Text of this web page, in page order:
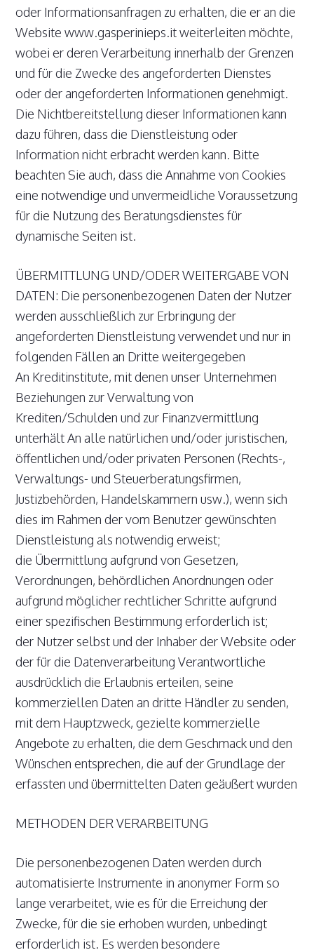
oder Informationsanfragen zu erhalten, die er an die
Website www.gasperinieps.it weiterleiten möchte,
wobei er deren Verarbeitung innerhalb der Grenzen
und für die Zwecke des angeforderten Dienstes
oder der angeforderten Informationen genehmigt.
Die Nichtbereitstellung dieser Informationen kann
dazu führen, dass die Dienstleistung oder
Information nicht erbracht werden kann. Bitte
beachten Sie auch, dass die Annahme von Cookies
eine notwendige und unvermeidliche Voraussetzung
für die Nutzung des Beratungsdienstes für
dynamische Seiten ist.
ÜBERMITTLUNG UND/ODER WEITERGABE VON
DATEN: Die personenbezogenen Daten der Nutzer
werden ausschließlich zur Erbringung der
angeforderten Dienstleistung verwendet und nur in
folgenden Fällen an Dritte weitergegeben
An Kreditinstitute, mit denen unser Unternehmen
Beziehungen zur Verwaltung von
Krediten/Schulden und zur Finanzvermittlung
unterhält An alle natürlichen und/oder juristischen,
öffentlichen und/oder privaten Personen (Rechts-,
Verwaltungs- und Steuerberatungsfirmen,
Justizbehörden, Handelskammern usw.), wenn sich
dies im Rahmen der vom Benutzer gewünschten
Dienstleistung als notwendig erweist;
die Übermittlung aufgrund von Gesetzen,
Verordnungen, behördlichen Anordnungen oder
aufgrund möglicher rechtlicher Schritte aufgrund
einer spezifischen Bestimmung erforderlich ist;
der Nutzer selbst und der Inhaber der Website oder
der für die Datenverarbeitung Verantwortliche
ausdrücklich die Erlaubnis erteilen, seine
kommerziellen Daten an dritte Händler zu senden,
mit dem Hauptzweck, gezielte kommerzielle
Angebote zu erhalten, die dem Geschmack und den
Wünschen entsprechen, die auf der Grundlage der
erfassten und übermittelten Daten geäußert wurden
METHODEN DER VERARBEITUNG
Die personenbezogenen Daten werden durch
automatisierte Instrumente in anonymer Form so
lange verarbeitet, wie es für die Erreichung der
Zwecke, für die sie erhoben wurden, unbedingt
erforderlich ist. Es werden besondere